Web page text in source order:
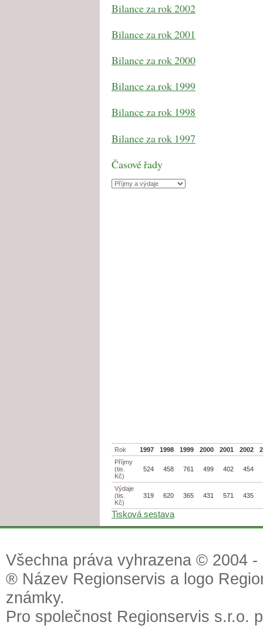
Bilance za rok 2002
Bilance za rok 2001
Bilance za rok 2000
Bilance za rok 1999
Bilance za rok 1998
Bilance za rok 1997
Časové řady
Rok 1997 1998 1999 2000 2001 2002
Příjmy
(tis.
Kč)
524 458 761 499 402 454
Výdaje
(tis.
Kč)
319 620 365 431 571 435
Tisková sestava
Všechna práva vyhrazena © 2004
® Název Regionservis a logo
známky.
Pro společnost Regionservis s.r.o.